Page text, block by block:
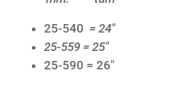
25-540 = 24″
25-559 = 25″
25-590 = 26″